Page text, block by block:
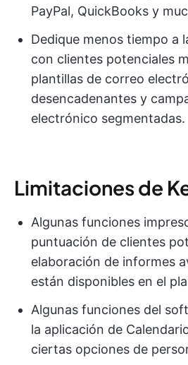
PayPal, QuickBooks y
Dedique menos tiempo a
con clientes potenciales
plantillas de correo
desencadenantes y
electrónico segmentadas.
Limitaciones de
Algunas funciones
puntuación de clientes
elaboración de informes
están disponibles en el
Algunas funciones del
la aplicación de
ciertas opciones de